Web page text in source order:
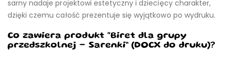
sarny nadaje projektowi estetyczny i dziecięcy charakter,
dzięki czemu całość prezentuje się wyjątkowo po wydruku.
Co zawiera produkt “Biret dla grupy
przedszkolnej – Sarenki” (DOCX do druku)?